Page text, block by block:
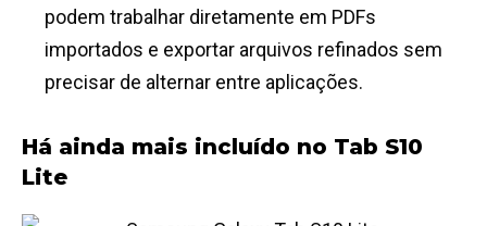
podem trabalhar diretamente em PDFs
importados e exportar arquivos refinados sem
precisar de alternar entre aplicações.
Há ainda mais incluído no Tab S10
Lite